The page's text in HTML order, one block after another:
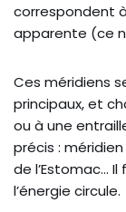
correspondent
apparente (ce
Ces méridiens
principaux, et
ou à une
précis :
de l’Estomac…
l’énergie circule.